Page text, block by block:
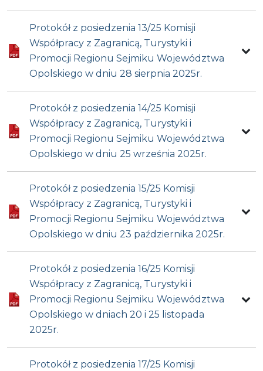
Protokół z posiedzenia 13/25 Komisji
Współpracy z Zagranicą, Turystyki i
Promocji Regionu Sejmiku Województwa
Opolskiego w dniu 28 sierpnia 2025r.
Protokół z posiedzenia 14/25 Komisji
Współpracy z Zagranicą, Turystyki i
Promocji Regionu Sejmiku Województwa
Opolskiego w dniu 25 września 2025r.
Protokół z posiedzenia 15/25 Komisji
Współpracy z Zagranicą, Turystyki i
Promocji Regionu Sejmiku Województwa
Opolskiego w dniu 23 października 2025r.
Protokół z posiedzenia 16/25 Komisji
Współpracy z Zagranicą, Turystyki i
Promocji Regionu Sejmiku Województwa
Opolskiego w dniach 20 i 25 listopada
2025r.
Protokół z posiedzenia 17/25 Komisji